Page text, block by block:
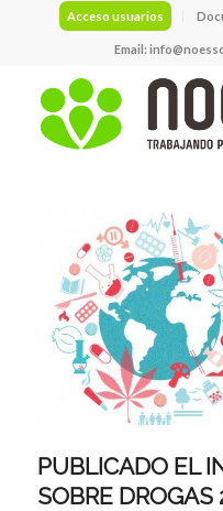
Acceso usuarios
Email:
PUBLICADO EL
SOBRE DROGAS